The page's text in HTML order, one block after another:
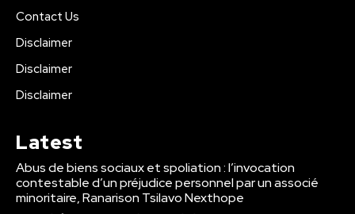
Contact Us
Disclaimer
Disclaimer
Disclaimer
Latest
Abus de biens sociaux et spoliation : l’invocation
contestable d’un préjudice personnel par un associé
minoritaire, Ranarison Tsilavo Nexthope